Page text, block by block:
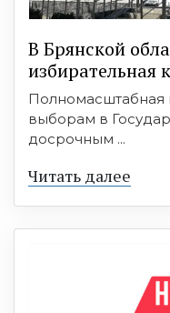
В Брянской
избирательная
Полномасштабная
выборам в
досрочным ...
Читать далее